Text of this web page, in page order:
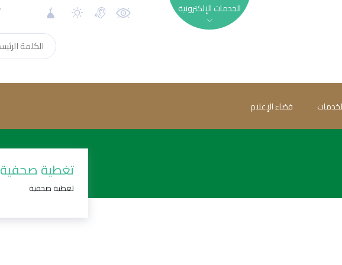
الخدمات الإلكترونية
فضاء الإعلام
تغطية صحفية
تغطية صحفية